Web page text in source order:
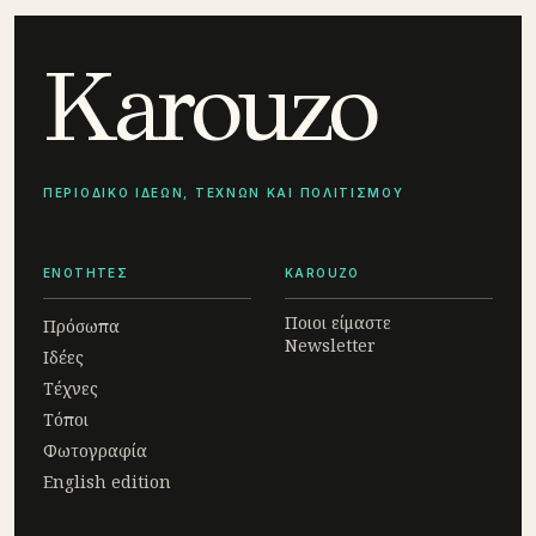
Karouzo
ΠΕΡΙΟΔΙΚΟ ΙΔΕΩΝ, ΤΕΧΝΩΝ ΚΑΙ ΠΟΛΙΤΙΣΜΟΥ
ΕΝΟΤΗΤΕΣ
Πρόσωπα
Ιδέες
Τέχνες
Τόποι
Φωτογραφία
English edition
KAROUZO
Ποιοι είμαστε
Newsletter